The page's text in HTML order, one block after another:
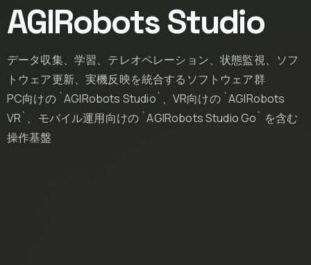
AGIRobots Studio
データ収集、学習、テレオペレーション、状態監視、ソフ
トウェア更新、実機反映を統合するソフトウェア群
PC向けの `AGIRobots Studio`、VR向けの `AGIRobots
VR`、モバイル運用向けの `AGIRobots Studio Go` を含む
操作基盤